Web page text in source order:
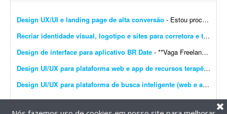
Design UX/UI e landing page de alta conversão - Estou procurando um profissional freelancer especializado em UX/UI e landing pages para desenvolver a experiência e a interface completas do meu site. O objetivo é criar uma presen&cc...
Recriar identidade visual, logotipo e sites para corretora e transportadora
Design de interface para aplicativo BR Date - **Vaga Freelancer - Web Designer** Estamos em busca de um(a) **Web Designer Freelancer** criativo(a) e comprometido(a) para desenvolver layouts modernos e funcionais para projetos web. Projeto pa...
Design UI/UX para plataforma web e app de recursos terapêuticos infantis
Design UI/UX para plataforma de busca inteligente (web e app)